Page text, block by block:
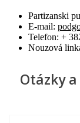
Partizanski
E-mail:
Telefon: +
Nouzová
Otázky